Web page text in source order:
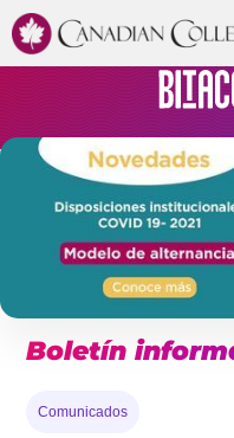
Boletín
Comunicados